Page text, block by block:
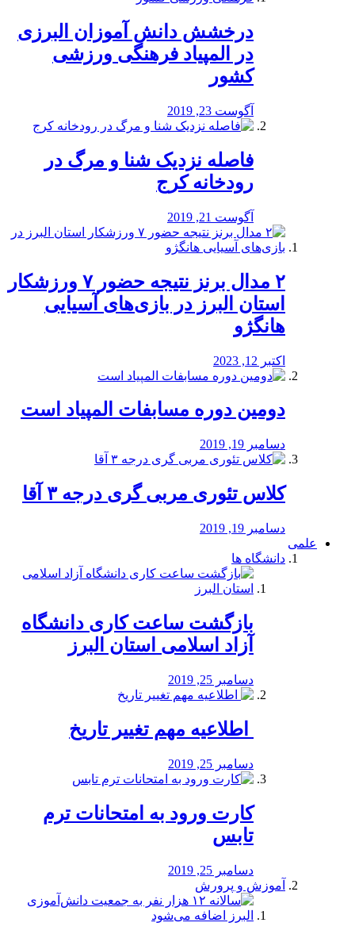
درخشش دانش آموزان البرزی
در المپیاد فرهنگی ورزشی
کشور
آگوست 23, 2019
️فاصله نزدیک شنا و مرگ در
رودخانه کرج
آگوست 21, 2019
۲ مدال برنز نتیجه حضور ۷ ورزشکار
استان البرز در بازی‌های آسیایی
هانگژو
اکتبر 12, 2023
دومین دوره مسابفات المپیاد است
دسامبر 19, 2019
کلاس تئوری مربی گری درجه ۳ آقا
دسامبر 19, 2019
علمی
دانشگاه ها
بازگشت ساعت کاری دانشگاه
آزاد اسلامی استان البرز
دسامبر 25, 2019
️ اطلاعیه مهم تغییر تاریخ
دسامبر 25, 2019
کارت ورود به امتحانات ترم
تابس
دسامبر 25, 2019
آموزش و پرورش